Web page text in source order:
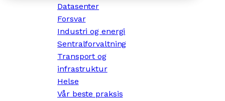
Datasenter
Forsvar
Industri og energi
Sentralforvaltning
Transport og
infrastruktur
Helse
Vår beste praksis